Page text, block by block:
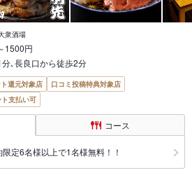
衆酒場
1500円
､長良口から徒歩2分
還元対象店
口コミ投稿特典対象店
ト支払い可
コース
定6名様以上で1名様無料！！